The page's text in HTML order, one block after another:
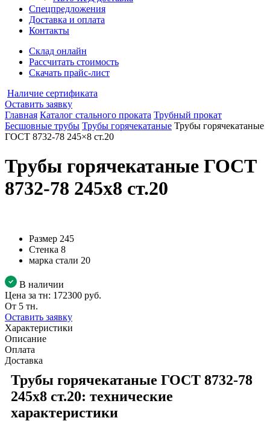
Спецпредложения
Доставка и оплата
Контакты
Склад онлайн
Рассчитать стоимость
Скачать прайс-лист
Наличие сертификата
Оставить заявку
Главная Каталог стального проката Трубный прокат
Бесшовные трубы Трубы горячекатаные Трубы горячекатаные
ГОСТ 8732-78 245×8 ст.20
Трубы горячекатаные ГОСТ
8732-78 245x8 ст.20
Размер 245
Стенка 8
марка стали 20
В наличии
Цена за тн: 172300 руб.
От 5 тн.
Оставить заявку
Характеристики
Описание
Оплата
Доставка
Трубы горячекатаные ГОСТ 8732-78
245x8 ст.20: технические
характеристики